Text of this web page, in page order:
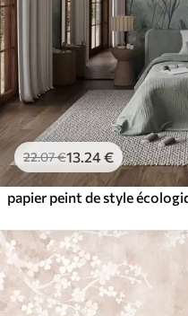
22.07€13 .24€